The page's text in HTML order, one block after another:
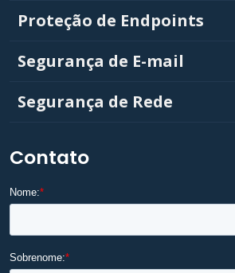
Proteção de Endpoints
Segurança de E-mail
Segurança de Rede
Contato